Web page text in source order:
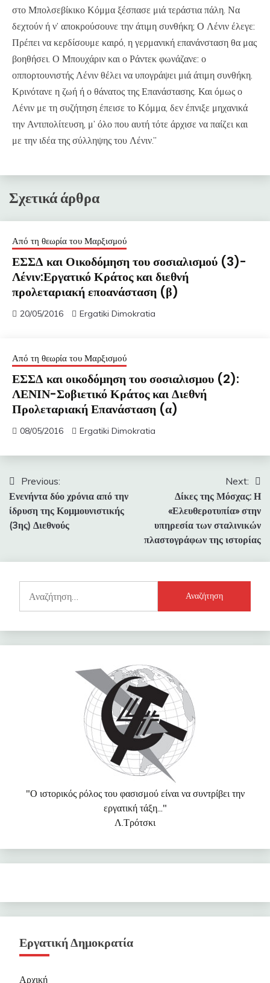
στο Μπολσεβίκικο Κόμμα ξέσπασε μιά τεράστια πάλη. Να
δεχτούν ή ν’ αποκρούσουνε την άτιμη συνθήκη; Ο Λένιν έλεγε:
Πρέπει να κερδίσουμε καιρό, η γερμανική επανάνσταση θα μας
βοηθήσει. Ο Μπουχάριν και ο Ράντεκ φωνάζανε: ο
οππορτουνιστής Λένιν θέλει να υπογράψει μιά άτιμη συνθήκη.
Κρινότανε η ζωή ή ο θάνατος της Επανάστασης. Και όμως ο
Λένιν με τη συζήτηση έπεισε το Κόμμα, δεν έπνιξε μηχανικά
την Αντιπολίτευση, μ’ όλο που αυτή τότε άρχισε να παίζει και
με την ιδέα της σύλληψης του Λένιν.”
Σχετικά άρθρα
Από τη θεωρία του Μαρξισμού
ΕΣΣΔ και Οικοδόμηση του σοσιαλισμού (3)-
Λένιν:Εργατικό Κράτος και διεθνή
προλεταριακή εποανάσταση (β)
20/05/2016 Ergatiki Dimokratia
Από τη θεωρία του Μαρξισμού
ΕΣΣΔ και οικοδόμηση του σοσιαλισμου (2):
ΛΕΝΙΝ-Σοβιετικό Κράτος και Διεθνή
Προλεταριακή Επανάσταση (α)
08/05/2016 Ergatiki Dimokratia
Πλοήγηση
άρθρων
Previous:
Ενενήντα δύο χρόνια από την
ίδρυση της Κομμουνιστικής
(3ης) Διεθνούς
Next:
Δίκες της Μόσχας: Η
«Ελευθεροτυπία» στην
υπηρεσία των σταλινικών
πλαστογράφων της ιστορίας
για:
"Ο ιστορικός ρόλος του φασισμού είναι να συντρίβει την
εργατική τάξη..."
Λ.Τρότσκι
Εργατική Δημοκρατία
Αρχική